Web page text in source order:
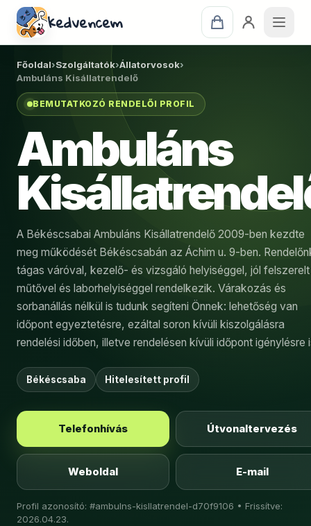
kedvencem
Főoldal›Szolgáltatók›Állatorvosok›
Ambuláns Kisállatrendelő
BEMUTATKOZÓ RENDELŐI PROFIL
Ambuláns
A Békéscsabai Ambuláns Kisállatrendelő 2009-ben kezdte
meg működését Békéscsabán az Áchim u. 9-ben.
tágas váróval, kezelő- és vizsgáló helyiséggel, jól felszerelt
műtővel és laborhelyiséggel rendelkezik. Várakozás és
sorbanállás nélkül is tudunk segíteni Önnek: lehetőség van
időpont egyeztetésre, ezáltal soron kívüli kiszolgálásra
rendelési időben, illetve rendelésen kívüli időpont igénylésre
Békéscsaba Hitelesített profil
Telefonhívás Útvonaltervezés
Weboldal E-mail
Profil azonosító: #ambulns-kisllatrendel-d70f9106 • Frissítve:
2026.04.23.